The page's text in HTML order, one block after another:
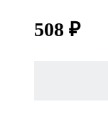
508 ₽